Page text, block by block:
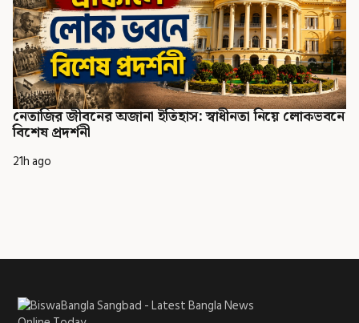
নেতাজির জীবনের অজানা ইতিহাস: স্বাধীনতা নিয়ে লোকভবনে
বিশেষ প্রদর্শনী
21h ago